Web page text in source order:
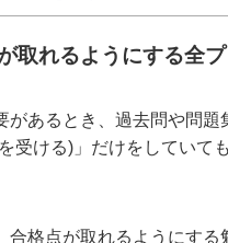
取れるようにする全
あるとき、過去問や問題
受ける)」だけをしていて
格点が取れるようにする